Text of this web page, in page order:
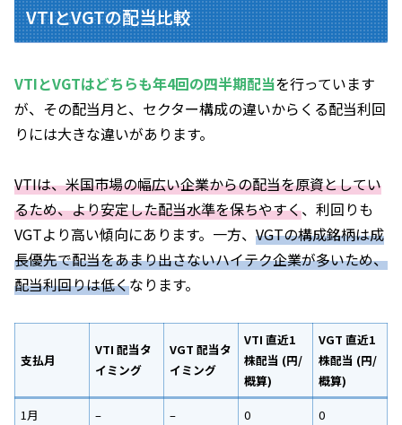
VTIとVGTの配当比較
VTIとVGTはどちらも年4回の四半期配当を行っています
が、その配当月と、セクター構成の違いからくる配当利回
りには大きな違いがあります。
VTIは、米国市場の幅広い企業からの配当を原資としてい
るため、より安定した配当水準を保ちやすく、利回りも
VGTより高い傾向にあります。一方、 VGTの構成銘柄は成
長優先で配当をあまり出さないハイテク企業が多いため、
配当利回りは低くなります。
支払月
VTI 配当タ
イミング
VGT 配当タ
イミング
VTI 直近1
株配当 (円/
概算)
VGT 直近1
株配当 (円/
概算)
1月
– – 0
0